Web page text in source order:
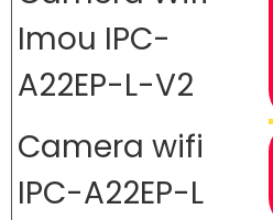
Imou IPC-
A22EP-L-V2
Camera wifi
IPC-A22EP-L